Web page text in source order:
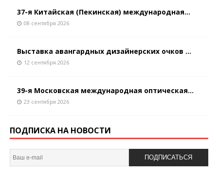
37-я Китайская (Пекинская) международная...
08 сентября 2026
Выставка авангардных дизайнерских очков ...
12 сентября 2026
39-я Московская международная оптическая...
23 сентября 2026
ПОДПИСКА НА НОВОСТИ
ПОДПИСАТЬСЯ